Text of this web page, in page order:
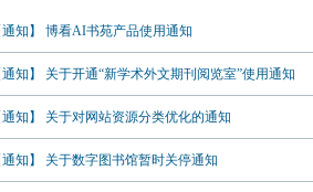
通知】 博看AI书苑产品使用通知
通知】 关于开通“新学术外文期刊阅览室”使用通知
通知】 关于对网站资源分类优化的通知
通知】 关于数字图书馆暂时关停通知